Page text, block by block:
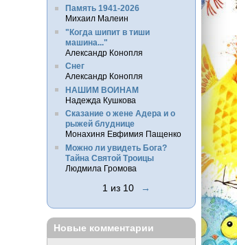
Память 1941-2026
Михаил Малеин
"Когда шипит в тиши
машина..."
Александр Конопля
Снег
Александр Конопля
НАШИМ ВОИНАМ
Надежда Кушкова
Сказание о жене Адера и о
рыжей блуднице
Монахиня Евфимия Пащенко
Можно ли увидеть Бога?
Тайна Святой Троицы
Людмила Громова
1 из 10 →
Новые комментарии